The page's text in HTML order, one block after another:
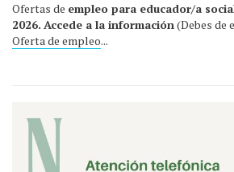
Ofertas de empleo para educador/a
2026. Accede a la información(Debes de
Oferta de empleo...